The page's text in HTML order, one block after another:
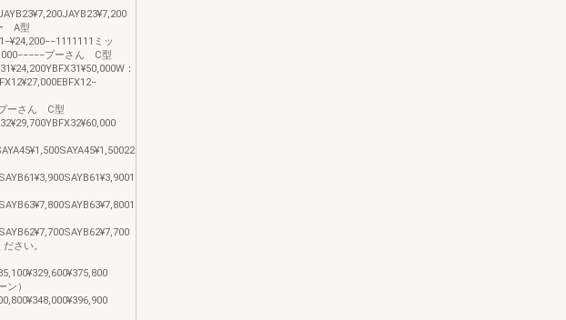
A型
ミッ
プーさん C型
：
プーさん C型
：
さい。
ン）